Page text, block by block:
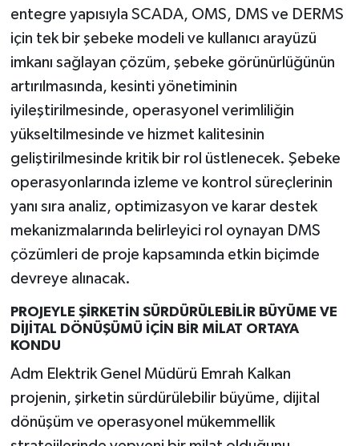
entegre yapısıyla SCADA, OMS, DMS ve DERMS
için tek bir şebeke modeli ve kullanıcı arayüzü
imkanı sağlayan çözüm, şebeke görünürlüğünün
artırılmasında, kesinti yönetiminin
iyileştirilmesinde, operasyonel verimliliğin
yükseltilmesinde ve hizmet kalitesinin
geliştirilmesinde kritik bir rol üstlenecek. Şebeke
operasyonlarında izleme ve kontrol süreçlerinin
yanı sıra analiz, optimizasyon ve karar destek
mekanizmalarında belirleyici rol oynayan DMS
çözümleri de proje kapsamında etkin biçimde
devreye alınacak.
PROJEYLE ŞİRKETİN SÜRDÜRÜLEBİLİR BÜYÜME VE
DİJİTAL DÖNÜŞÜMÜ İÇİN BİR MİLAT ORTAYA
KONDU
Adm Elektrik Genel Müdürü Emrah Kalkan
projenin, şirketin sürdürülebilir büyüme, dijital
dönüşüm ve operasyonel mükemmellik